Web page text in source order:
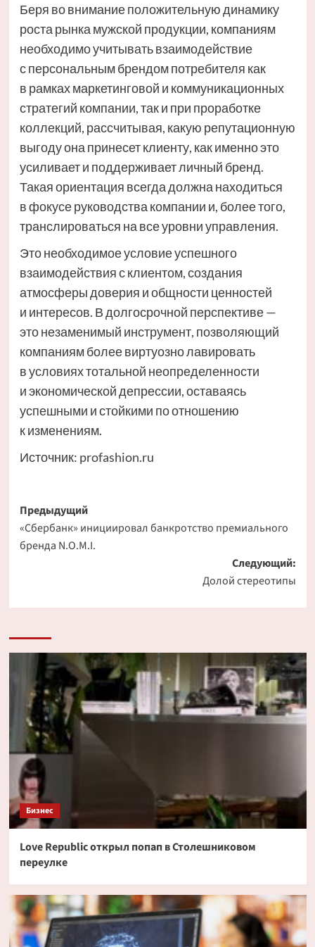
Беря во внимание положительную динамику
роста рынка мужской продукции, компаниям
необходимо учитывать взаимодействие
с персональным брендом потребителя как
в рамках маркетинговой и коммуникационных
стратегий компании, так и при проработке
коллекций, рассчитывая, какую репутационную
выгоду она принесет клиенту, как именно это
усиливает и поддерживает личный бренд.
Такая ориентация всегда должна находиться
в фокусе руководства компании и, более того,
транслироваться на все уровни управления.
Это необходимое условие успешного
взаимодействия с клиентом, создания
атмосферы доверия и общности ценностей
и интересов. В долгосрочной перспективе —
это незаменимый инструмент, позволяющий
компаниям более виртуозно лавировать
в условиях тотальной неопределенности
и экономической депрессии, оставаясь
успешными и стойкими по отношению
к изменениям.
Источник: profashion.ru
Навигация
записи
Предыдущий
«Сбербанк» инициировал банкротство премиального
бренда N.O.M.I.
Следующий:
Долой стереотипы
Бизнес
Love Republic открыл попап в Столешниковом
переулке